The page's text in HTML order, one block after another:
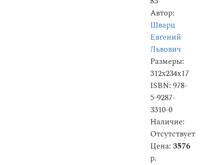
Автор:
Шварц
Евгений
Львович
Размеры:
312x234x17
ISBN: 978-
5-9287-
3310-0
Наличие:
Отсутствует
Цена: 3576
р.